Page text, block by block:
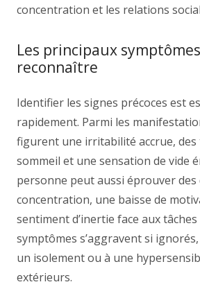
concentration et les relations
Les principaux
reconnaître
Identifier les signes précoces est
rapidement. Parmi les
figurent une irritabilité accrue,
sommeil et une sensation de vide
personne peut aussi éprouver des
concentration, une baisse de
sentiment d’inertie face aux tâches
symptômes s’aggravent si
un isolement ou à une
extérieurs.